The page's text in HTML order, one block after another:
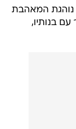
נוהגת המאהבת
בנותיו,